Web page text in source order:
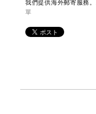
我們提供海外郵寄服務
單